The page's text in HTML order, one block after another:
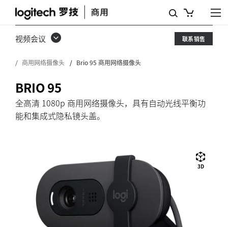
BRIO
95
商
用
网
络
摄
视频会议 联系销售
商用网络摄像头 Brio 95 商用网络摄像头
BRIO 95
全高清 1080p 商用网络摄像头，具有自动光线平衡功
能和集成式隐私镜头盖。
3D